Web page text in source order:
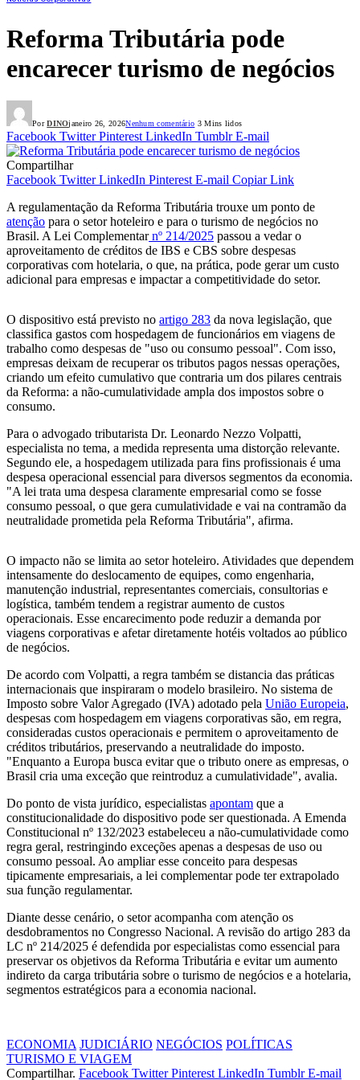
Reforma Tributária pode
encarecer turismo de negócios
Por DINOjaneiro 26, 2026Nenhum comentário 3 Mins lidos
Facebook Twitter Pinterest LinkedIn Tumblr E-mail
Compartilhar
Facebook Twitter LinkedIn Pinterest E-mail Copiar Link
A regulamentação da Reforma Tributária trouxe um ponto de
atenção para o setor hoteleiro e para o turismo de negócios no
Brasil. A Lei Complementarnº 214/2025 passou a vedar o
aproveitamento de créditos de IBS e CBS sobre despesas
corporativas com hotelaria, o que, na prática, pode gerar um custo
adicional para empresas e impactar a competitividade do setor.
O dispositivo está previsto no artigo 283 da nova legislação, que
classifica gastos com hospedagem de funcionários em viagens de
trabalho como despesas de "uso ou consumo pessoal". Com isso,
empresas deixam de recuperar os tributos pagos nessas operações,
criando um efeito cumulativo que contraria um dos pilares centrais
da Reforma: a não-cumulatividade ampla dos impostos sobre o
consumo.
Para o advogado tributarista Dr. Leonardo Nezzo Volpatti,
especialista no tema, a medida representa uma distorção relevante.
Segundo ele, a hospedagem utilizada para fins profissionais é uma
despesa operacional essencial para diversos segmentos da economia.
"A lei trata uma despesa claramente empresarial como se fosse
consumo pessoal, o que gera cumulatividade e vai na contramão da
neutralidade prometida pela Reforma Tributária", afirma.
O impacto não se limita ao setor hoteleiro. Atividades que dependem
intensamente do deslocamento de equipes, como engenharia,
manutenção industrial, representantes comerciais, consultorias e
logística, também tendem a registrar aumento de custos
operacionais. Esse encarecimento pode reduzir a demanda por
viagens corporativas e afetar diretamente hotéis voltados ao público
de negócios.
De acordo com Volpatti, a regra também se distancia das práticas
internacionais que inspiraram o modelo brasileiro. No sistema de
Imposto sobre Valor Agregado (IVA) adotado pela União Europeia,
despesas com hospedagem em viagens corporativas são, em regra,
consideradas custos operacionais e permitem o aproveitamento de
créditos tributários, preservando a neutralidade do imposto.
"Enquanto a Europa busca evitar que o tributo onere as empresas, o
Brasil cria uma exceção que reintroduz a cumulatividade", avalia.
Do ponto de vista jurídico, especialistas apontam que a
constitucionalidade do dispositivo pode ser questionada. A Emenda
Constitucional nº 132/2023 estabeleceu a não-cumulatividade como
regra geral, restringindo exceções apenas a despesas de uso ou
consumo pessoal. Ao ampliar esse conceito para despesas
tipicamente empresariais, a lei complementar pode ter extrapolado
sua função regulamentar.
Diante desse cenário, o setor acompanha com atenção os
desdobramentos no Congresso Nacional. A revisão do artigo 283 da
LC nº 214/2025 é defendida por especialistas como essencial para
preservar os objetivos da Reforma Tributária e evitar um aumento
indireto da carga tributária sobre o turismo de negócios e a hotelaria,
segmentos estratégicos para a economia nacional.
ECONOMIA JUDICIÁRIO NEGÓCIOS POLÍTICAS
TURISMO E VIAGEM
Compartilhar. Facebook Twitter Pinterest LinkedIn Tumblr E-mail